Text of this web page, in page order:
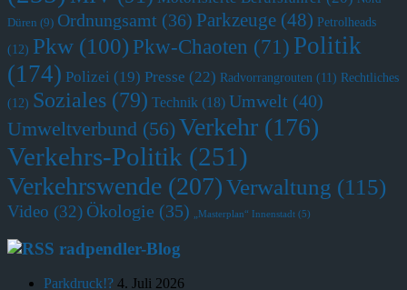
Düren (9) Ordnungsamt (36) Parkzeuge (48) Petrolheads
(12) Pkw (100) Pkw-Chaoten (71) Politik
(174) Polizei (19) Presse (22) Radvorrangrouten (11) Rechtliches
(12) Soziales (79) Technik (18) Umwelt (40)
Umweltverbund (56)Verkehr (176)
Verkehrs-Politik (251)
Verkehrswende (207)Verwaltung (115)
Video (32) Ökologie (35) „Masterplan“ Innenstadt (5)
radpendler-Blog
Parkdruck!? 4. Juli 2026